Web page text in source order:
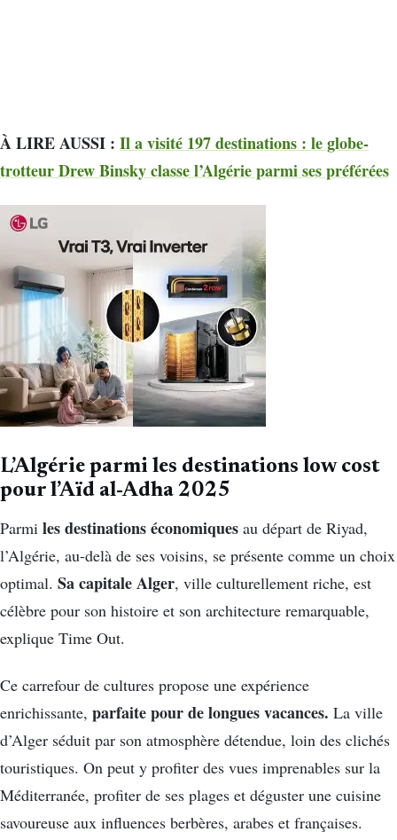
À LIRE AUSSI : Il a visité 197 destinations : le globe-
trotteur Drew Binsky classe l’Algérie parmi ses préférées
L’Algérie parmi les destinations low cost
pour l’Aïd al-Adha 2025
Parmi les destinations économiques au départ de Riyad,
l’Algérie, au-delà de ses voisins, se présente comme un choix
optimal. Sa capitale Alger, ville culturellement riche, est
célèbre pour son histoire et son architecture remarquable,
explique Time Out.
Ce carrefour de cultures propose une expérience
enrichissante, parfaite pour de longues vacances. La ville
d’Alger séduit par son atmosphère détendue, loin des clichés
touristiques. On peut y profiter des vues imprenables sur la
Méditerranée, profiter de ses plages et déguster une cuisine
savoureuse aux influences berbères, arabes et françaises.